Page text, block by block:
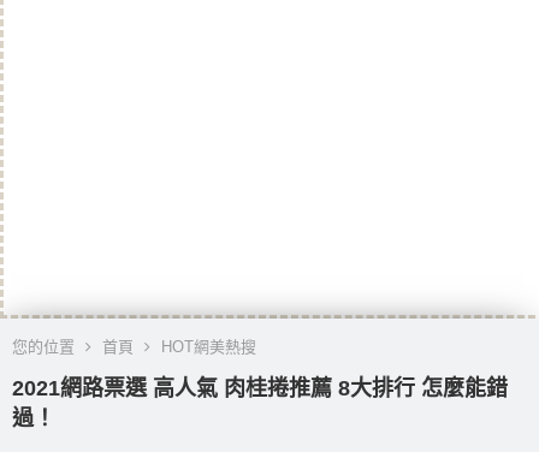
您的位置 首頁 HOT網美熱搜
2021網路票選 高人氣 肉桂捲推薦 8大排行 怎麼能錯
過！